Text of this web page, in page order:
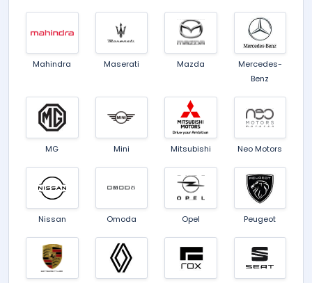
Mahindra Maserati Mazda
Mercedes-
Benz
MG Mini Mitsubishi Neo Motors
Nissan Omoda Opel Peugeot